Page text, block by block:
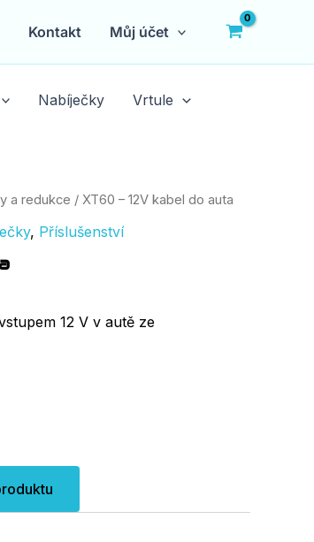
Kontakt Můj účet
Nabíječky Vrtule
a redukce / XT60 – 12V kabel do auta
, Příslušenství
12 V v autě ze